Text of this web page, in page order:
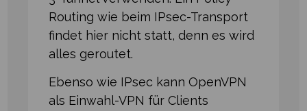
Routing wie beim IPsec-Transport
findet hier nicht statt, denn es wird
alles geroutet.
Ebenso wie IPsec kann OpenVPN
als Einwahl-VPN für Clients